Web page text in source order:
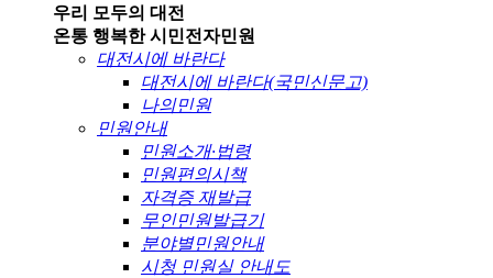
우리 모두의 대전
온통 행복한 시민전자민원
대전시에 바란다
대전시에 바란다(국민신문고)
나의민원
민원안내
민원소개·법령
민원편의시책
자격증 재발급
무인민원발급기
분야별민원안내
시청 민원실 안내도